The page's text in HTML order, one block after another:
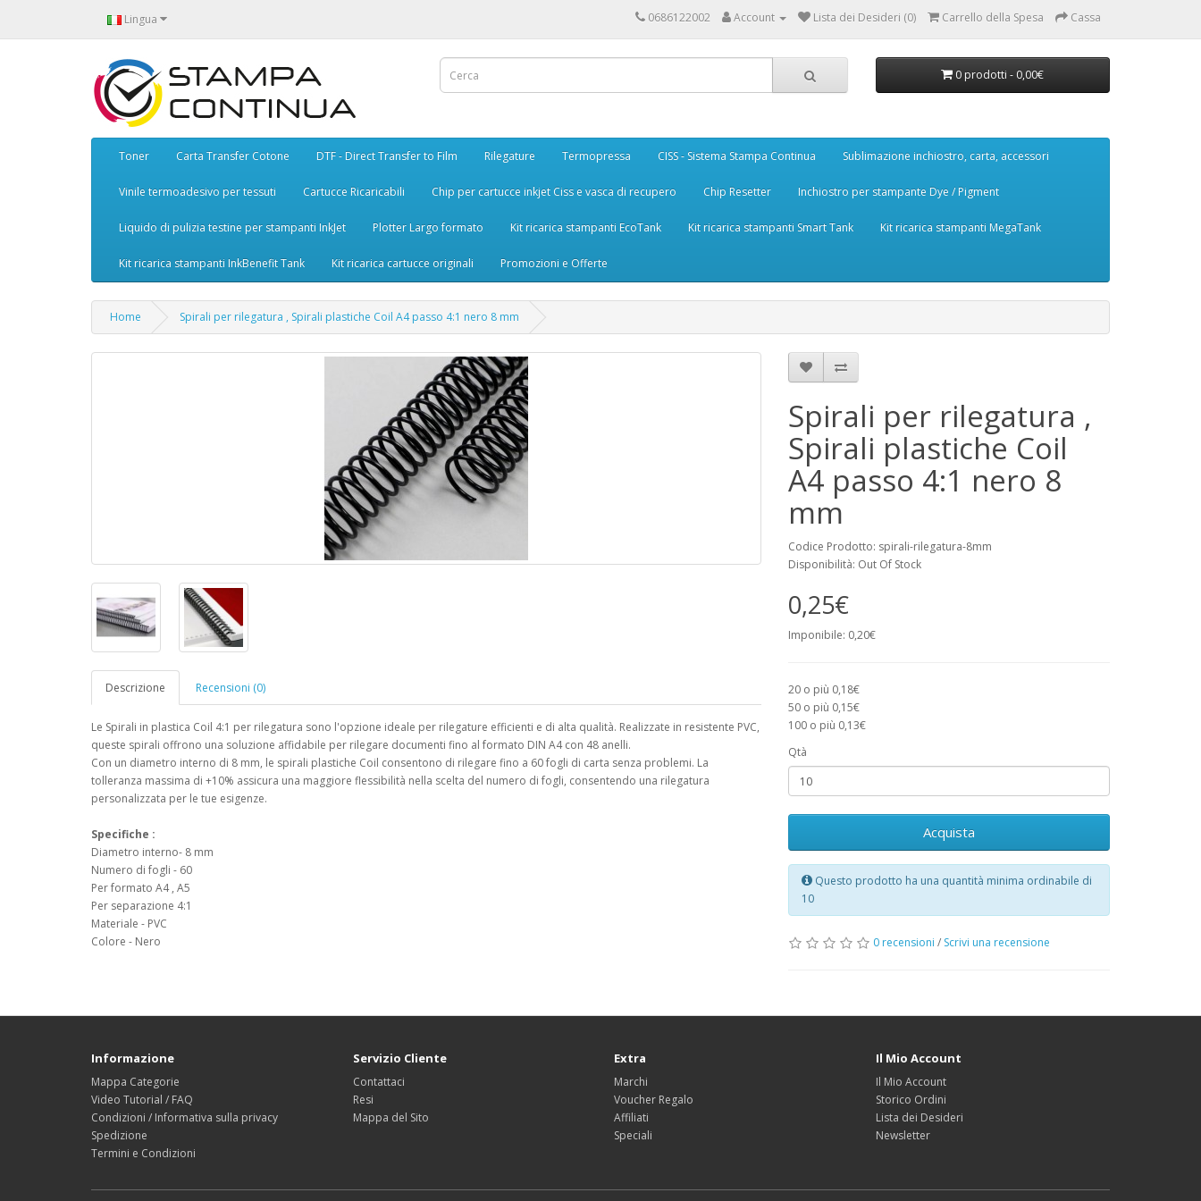
Lingua 0686122002 Account Lista dei Desideri (0) Carrello della Spesa Cassa
0 prodotti - 0,00€
Toner Carta Transfer Cotone DTF - Direct Transfer to Film Rilegature Termopressa CISS - Sistema Stampa Continua Sublimazione inchiostro, carta, accessori
Vinile termoadesivo per tessuti Cartucce Ricaricabili Chip per cartucce inkjet Ciss e vasca di recupero Chip Resetter Inchiostro per stampante Dye / Pigment
Liquido di pulizia testine per stampanti InkJet Plotter Largo formato Kit ricarica stampanti EcoTank Kit ricarica stampanti Smart Tank Kit ricarica stampanti MegaTank
Kit ricarica stampanti InkBenefit Tank Kit ricarica cartucce originali Promozioni e Offerte
Home Spirali per rilegatura , Spirali plastiche Coil A4 passo 4:1 nero 8 mm
Descrizione Recensioni (0)
Le Spirali in plastica Coil 4:1 per rilegatura sono l'opzione ideale per rilegature efficienti e di alta qualità. Realizzate in resistente PVC,
queste spirali offrono una soluzione affidabile per rilegare documenti fino al formato DIN A4 con 48 anelli.
Con un diametro interno di 8 mm, le spirali plastiche Coil consentono di rilegare fino a 60 fogli di carta senza problemi. La
tolleranza massima di +10% assicura una maggiore flessibilità nella scelta del numero di fogli, consentendo una rilegatura
personalizzata per le tue esigenze.
Specifiche :
Diametro interno- 8 mm
Numero di fogli - 60
Per formato A4 , A5
Per separazione 4:1
Materiale - PVC
Colore - Nero
Spirali per rilegatura ,
Spirali plastiche Coil
A4 passo 4:1 nero 8
mm
Codice Prodotto: spirali-rilegatura-8mm
Disponibilità: Out Of Stock
0,25€
Imponibile: 0,20€
20 o più 0,18€
50 o più 0,15€
100 o più 0,13€
Qtà
Acquista
Questo prodotto ha una quantità minima ordinabile di
10
0 recensioni / Scrivi una recensione
Informazione
Mappa Categorie
Video Tutorial / FAQ
Condizioni / Informativa sulla privacy
Spedizione
Termini e Condizioni
Servizio Cliente
Contattaci
Resi
Mappa del Sito
Extra
Marchi
Voucher Regalo
Affiliati
Speciali
Il Mio Account
Il Mio Account
Storico Ordini
Lista dei Desideri
Newsletter